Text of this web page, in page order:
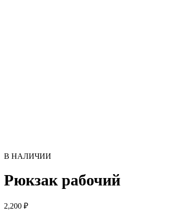
В НАЛИЧИИ
Рюкзак рабочий
2,200 ₽